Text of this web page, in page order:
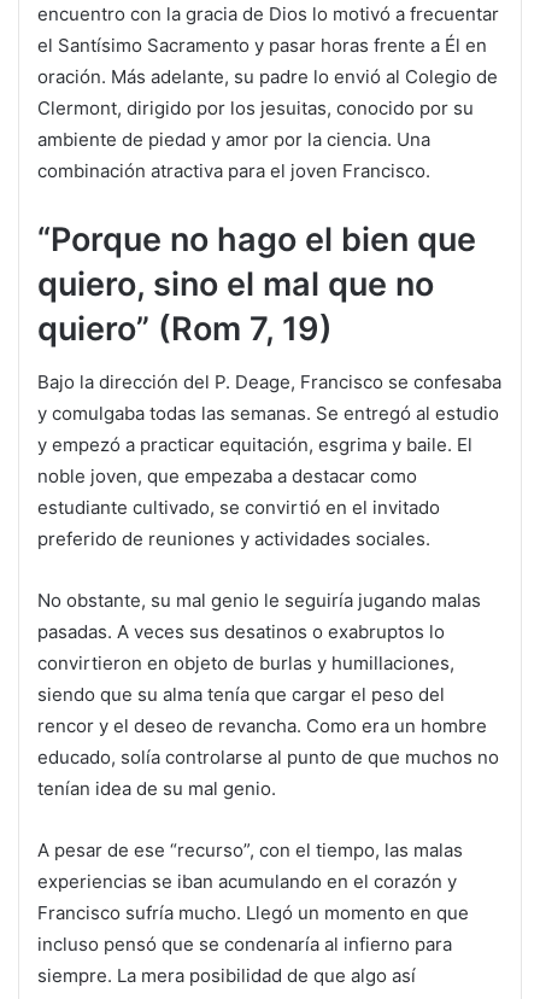
encuentro con la gracia de Dios lo motivó a frecuentar
el Santísimo Sacramento y pasar horas frente a Él en
oración. Más adelante, su padre lo envió al Colegio de
Clermont, dirigido por los jesuitas, conocido por su
ambiente de piedad y amor por la ciencia. Una
combinación atractiva para el joven Francisco.
“Porque no hago el bien que
quiero, sino el mal que no
quiero” (Rom 7, 19)
Bajo la dirección del P. Deage, Francisco se confesaba
y comulgaba todas las semanas. Se entregó al estudio
y empezó a practicar equitación, esgrima y baile. El
noble joven, que empezaba a destacar como
estudiante cultivado, se convirtió en el invitado
preferido de reuniones y actividades sociales.
No obstante, su mal genio le seguiría jugando malas
pasadas. A veces sus desatinos o exabruptos lo
convirtieron en objeto de burlas y humillaciones,
siendo que su alma tenía que cargar el peso del
rencor y el deseo de revancha. Como era un hombre
educado, solía controlarse al punto de que muchos no
tenían idea de su mal genio.
A pesar de ese “recurso”, con el tiempo, las malas
experiencias se iban acumulando en el corazón y
Francisco sufría mucho. Llegó un momento en que
incluso pensó que se condenaría al infierno para
siempre. La mera posibilidad de que algo así